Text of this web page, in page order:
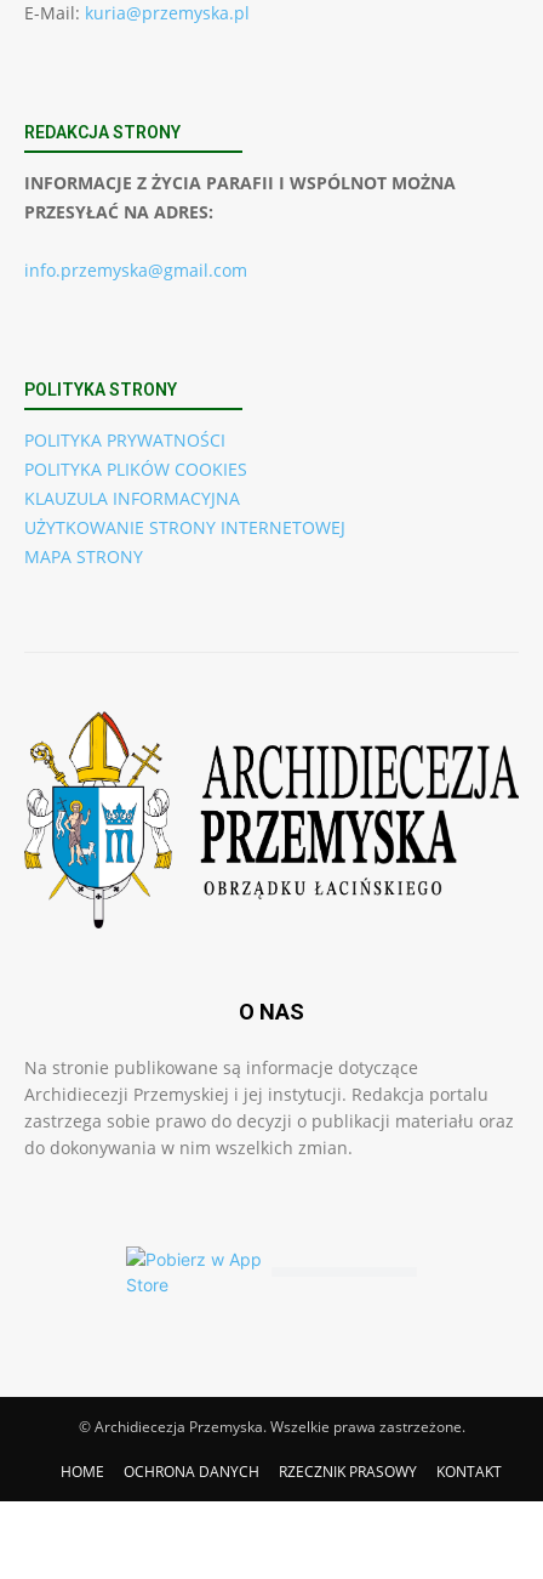
E-Mail: kuria@przemyska.pl
REDAKCJA STRONY
INFORMACJE Z ŻYCIA PARAFII I WSPÓLNOT MOŻNA
PRZESYŁAĆ NA ADRES:
info.przemyska@gmail.com
POLITYKA STRONY
POLITYKA PRYWATNOŚCI
POLITYKA PLIKÓW COOKIES
KLAUZULA INFORMACYJNA
UŻYTKOWANIE STRONY INTERNETOWEJ
MAPA STRONY
O NAS
Na stronie publikowane są informacje dotyczące
Archidiecezji Przemyskiej i jej instytucji. Redakcja portalu
zastrzega sobie prawo do decyzji o publikacji materiału oraz
do dokonywania w nim wszelkich zmian.
© Archidiecezja Przemyska. Wszelkie prawa zastrzeżone.
HOME OCHRONA DANYCH RZECZNIK PRASOWY KONTAKT